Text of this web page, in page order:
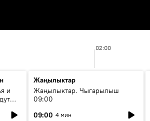
02:00
и
Жаңылыктар
Жаңылыктар. Чыгарылыш
09:00
09:00 4 мин